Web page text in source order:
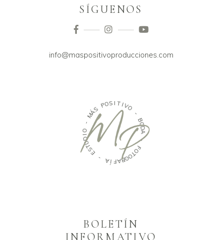
SÍGUENOS
info@maspositivoproducciones.com
-
M
Á S POSITIVO
-
B
O
D
A
-
F
O
T
O
G
R
A
F
Í
A
-
E
S
T
U
D
I
O
BOLETÍN
INFORMATIVO